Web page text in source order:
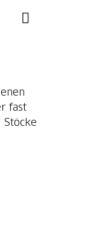
fast
Stöcke